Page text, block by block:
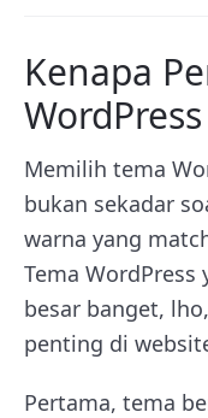
Kenapa
Memilih tema
bukan sekadar
warna yang
Tema
besar banget,
penting di
Pertama, tema